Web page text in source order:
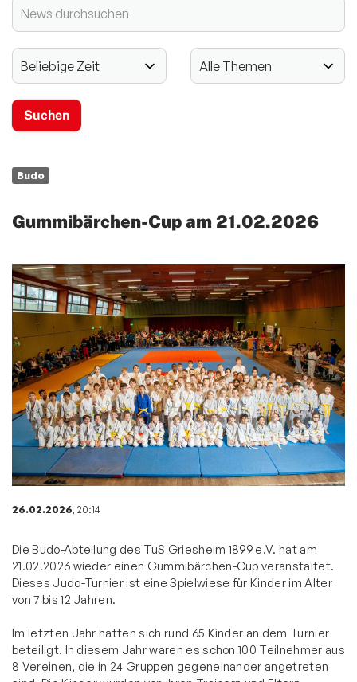
Budo
Gummibärchen-Cup am 21.02.2026
26.02.2026 , 20:14
Die Budo-Abteilung des TuS Griesheim 1899 e.V. hat am
21.02.2026 wieder einen Gummibärchen-Cup veranstaltet.
Dieses Judo-Turnier ist eine Spielwiese für Kinder im Alter
von 7 bis 12 Jahren.
Im letzten Jahr hatten sich rund 65 Kinder an dem Turnier
beteiligt. In diesem Jahr waren es schon 100 Teilnehmer aus
8 Vereinen, die in 24 Gruppen gegeneinander angetreten
2024 - 125-jähriges Jubiläum
Mitglieder-Service
Verantwortung